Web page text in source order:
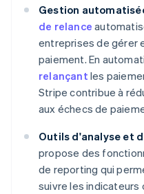
Gestion
de relance
entreprises de gérer
paiement. En
relançant les
Stripe contribue à
aux échecs de
Outils d'analyse et
propose des
de reporting qui
suivre les indicateurs